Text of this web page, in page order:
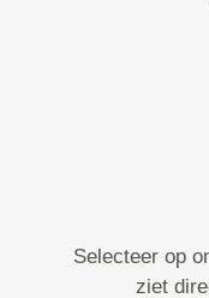
Selecteer op
ziet